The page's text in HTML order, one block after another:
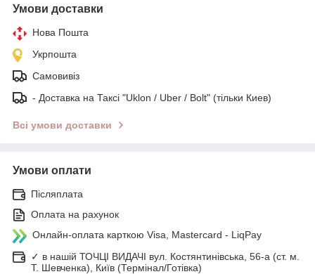
Умови доставки
Нова Пошта
Укрпошта
Самовивіз
- Доставка на Таксі "Uklon / Uber / Bolt" (тільки Киев)
Всі умови доставки
Умови оплати
Післяплата
Оплата на рахунок
Онлайн-оплата карткою Visa, Mastercard - LiqPay
✓ в нашій ТОЧЦІ ВИДАЧІ вул. Костянтинівська, 56-а (ст. м.
Т. Шевченка), Київ (Термінал/Готівка)